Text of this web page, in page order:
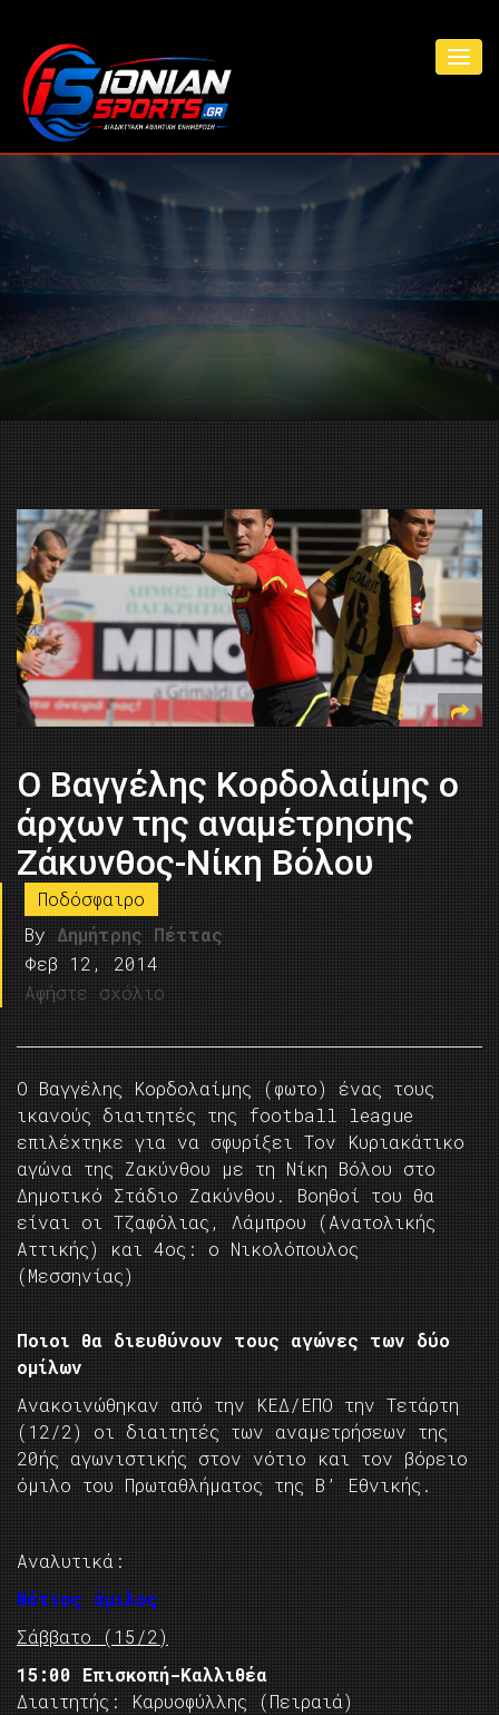
Ο Βαγγέλης Κορδολαίμης ο
άρχων της αναμέτρησης
Ζάκυνθος-Νίκη Βόλου
Ποδόσφαιρο
By Δημήτρης Πέττας
Φεβ 12, 2014
Αφήστε σχόλιο
Ο Βαγγέλης Κορδολαίμης (φωτο) ένας τους
ικανούς διαιτητές της football league
επιλέχτηκε για να σφυρίξει Τον Κυριακάτικο
αγώνα της Ζακύνθου με τη Νίκη Βόλου στο
Δημοτικό Στάδιο Ζακύνθου. Βοηθοί του θα
είναι οι Τζαφόλιας, Λάμπρου (Ανατολικής
Αττικής) και 4ος: ο Νικολόπουλος
(Μεσσηνίας)
Ποιοι θα διευθύνουν τους αγώνες των δύο
ομίλων
Ανακοινώθηκαν από την ΚΕΔ/ΕΠΟ την Τετάρτη
(12/2) οι διαιτητές των αναμετρήσεων της
20ής αγωνιστικής στον νότιο και τον βόρειο
όμιλο του Πρωταθλήματος της Β’ Εθνικής.
Αναλυτικά:
Νότιος όμιλος
Σάββατο (15/2)
15:00 Επισκοπή-Καλλιθέα
Διαιτητής: Καρυοφύλλης (Πειραιά)